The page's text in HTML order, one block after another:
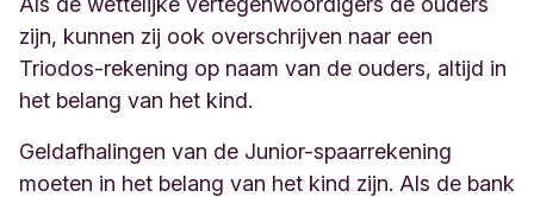
zijn, kunnen zij ook overschrijven naar een
Triodos-rekening op naam van de ouders, altijd in
het belang van het kind.
Geldafhalingen van de Junior-spaarrekening
moeten in het belang van het kind zijn. Als de bank